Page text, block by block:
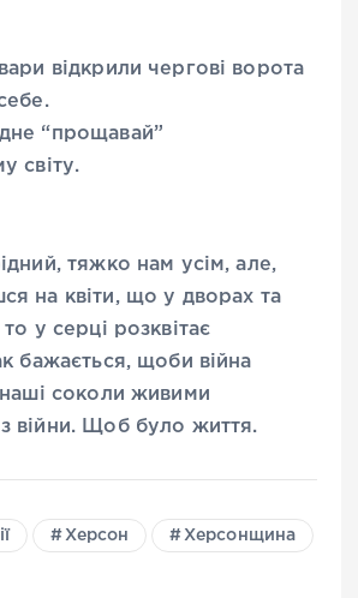
відкрили чергові ворота
“прощавай”
світу.
тяжко нам усім, але,
на квіти, що у дворах та
у серці розквітає
бажається, щоби війна
наші соколи живими
війни. Щоб було життя.
Херсон Херсонщина